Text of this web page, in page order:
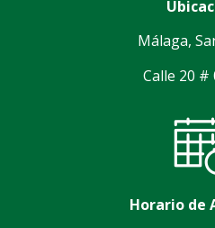
Málaga,
Calle 20 #
Horario de